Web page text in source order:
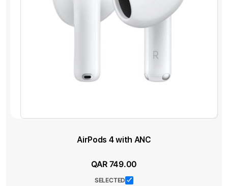
SELECTED
AirPods 4 with ANC
QAR 749.00